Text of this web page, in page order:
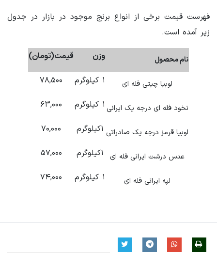
فهرست قیمت برخی از انواع برنج موجود در بازار در جدول
زیر آمده است.
نام محصول وزن قیمت(تومان)
لوبیا چیتی فله ای ۱ کیلوگرم ۷۸,۵۰۰
نخود فله ای درجه یک ایرانی ۱ کیلوگرم ۶۳,۰۰۰
لوبیا قرمز درجه یک صادراتی ۱کیلوگرم ۷۰,۰۰۰
عدس درشت ایرانی فله ای ۱کیلوگرم ۵۷,۰۰۰
لپه ایرانی فله ای ۱ کیلوگرم ۷۴,۰۰۰